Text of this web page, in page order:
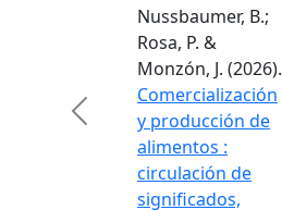
Nussbaumer, B.;
Rosa, P. &
Monzón, J. (2026).
Comercialización
y producción de
alimentos :
circulación de
significados,
Previous